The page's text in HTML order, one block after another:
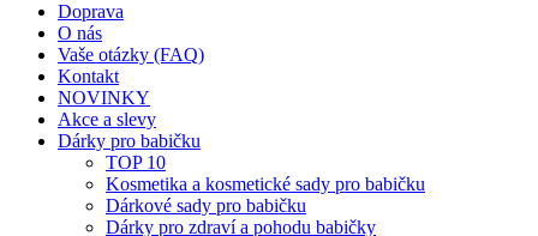
Doprava
O nás
Vaše otázky (FAQ)
Kontakt
NOVINKY
Akce a slevy
Dárky pro babičku
TOP 10
Kosmetika a kosmetické sady pro babičku
Dárkové sady pro babičku
Dárky pro zdraví a pohodu babičky